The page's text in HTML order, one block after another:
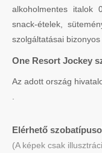
alkoholmentes italok
snack-ételek,
szolgáltatásai
One Resort Jockey
Az adott ország
.
Elérhető
(A képek csak